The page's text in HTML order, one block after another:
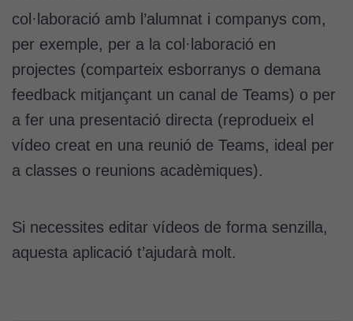
col·laboració amb l’alumnat i companys com,
per exemple, per a la col·laboració en
projectes (comparteix esborranys o demana
feedback mitjançant un canal de Teams) o per
a fer una presentació directa (reprodueix el
vídeo creat en una reunió de Teams, ideal per
a classes o reunions acadèmiques).
Si necessites editar vídeos de forma senzilla,
aquesta aplicació t’ajudarà molt.
Utilitzem
cookies de
Google
Analytics
per tal que
millorar la
funcionalitat
i l'estructura
del lloc
com aquest
lloc web